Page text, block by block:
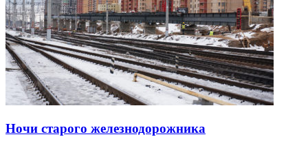
Ночи старого железнодорожника